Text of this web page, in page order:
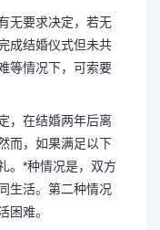
无要求决定，若无
成结婚仪式但未共
等情况下，可索要
，在结婚两年后离
而，如果满足以下
。*种情况是，双方
生活。第二种情况
困难。